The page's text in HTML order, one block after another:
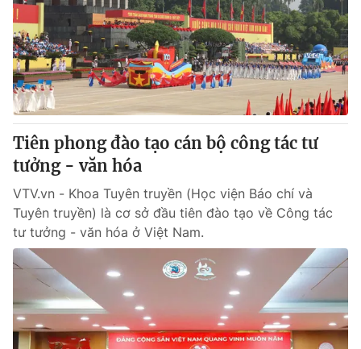
Sản phẩm
Thị trường
Tư vấn
Lịch phát sóng
Chuyên mục khác
Emagazine Podcast
Photo
Video Shorts video
VTV Money VTV Thể thao
VTV Sức khoẻ Bất động sản
Tiên phong đào tạo cán bộ công tác tư
tưởng - văn hóa
VTV.vn - Khoa Tuyên truyền (Học viện Báo chí và
Tuyên truyền) là cơ sở đầu tiên đào tạo về Công tác
tư tưởng - văn hóa ở Việt Nam.